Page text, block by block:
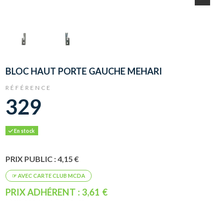
BLOC HAUT PORTE GAUCHE MEHARI
RÉFÉRENCE
329
En stock
PRIX PUBLIC : 4,15 €
PRIX ADHÉRENT : 3,61 €